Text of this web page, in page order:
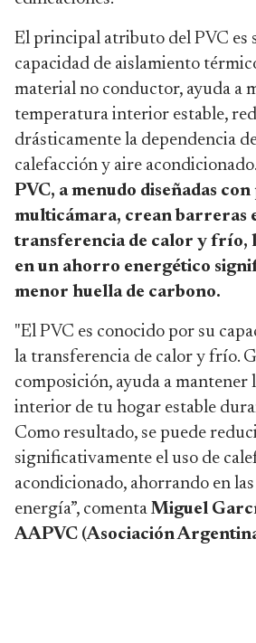
El principal atributo del PVC es
capacidad de aislamiento
material no conductor, ayuda a
temperatura interior estable,
drásticamente la dependencia
calefacción y aire acondicionado.
PVC, a menudo diseñadas
multicámara, crean barreras
transferencia de calor y frío,
en un ahorro energético
menor huella de carbono.
"El PVC es conocido por su
la transferencia de calor y frío.
composición, ayuda a mantener
interior de tu hogar estable
Como resultado, se puede
significativamente el uso de
acondicionado, ahorrando en
energía”, comenta Miguel
AAPVC (Asociación